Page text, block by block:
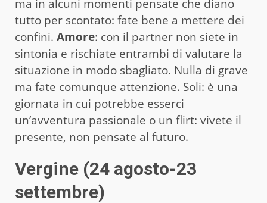
ma in alcuni momenti pensate che diano
tutto per scontato: fate bene a mettere dei
confini. Amore: con il partner non siete in
sintonia e rischiate entrambi di valutare la
situazione in modo sbagliato. Nulla di grave
ma fate comunque attenzione. Soli: è una
giornata in cui potrebbe esserci
un’avventura passionale o un flirt: vivete il
presente, non pensate al futuro.
Vergine (24 agosto-23
settembre)